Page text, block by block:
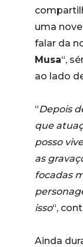
uma
falar da
Musa“,
ao lado
“Depois
que
posso
as
focadas
isso“,
Ainda